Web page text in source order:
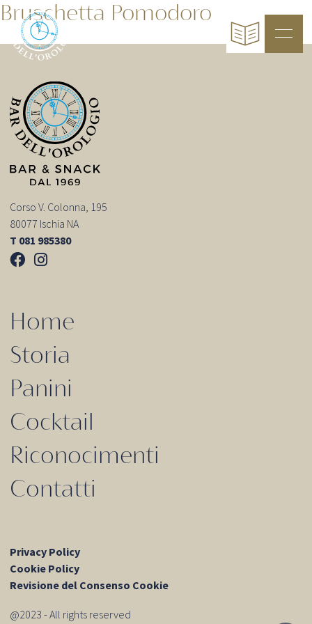
Bruschetta Pomodoro
Corso V. Colonna, 195
80077 Ischia NA
T 081 985380
Home
Storia
Panini
Cocktail
Riconocimenti
Contatti
Privacy Policy
Cookie Policy
Revisione del Consenso Cookie
@2023 - All rights reserved